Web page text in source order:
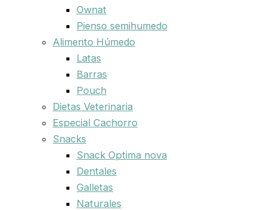
Ownat
Pienso semihumedo
Alimento Húmedo
Latas
Barras
Pouch
Dietas Veterinaria
Especial Cachorro
Snacks
Snack Optima nova
Dentales
Galletas
Naturales